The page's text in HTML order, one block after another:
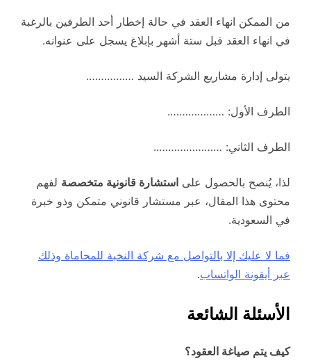
من الممكن انهاء العقد في حالة إخطار أحد الطرفين بالرغبة
في انهاء العقد قبل ستة أشهر بإبلاغ يسجل على عنوانه.
يتولى إدارة مشاريع الشركة السيد …………….
الطرف الأول: ……………….
الطرف الثاني: …………………..
لذا، يُنصح بالحصول على استشارة قانونية متخصصة لفهم
محتوى هذا المقال، عبر مستشار قانوني متمكن وذو خبرة
في السعودية.
فما لا عليك إلا بالتواصل مع شركة النخبة للمحاماة وذلك
عبر أيقونة الواتساب.
الأسئلة الشائعة
كيف يتم صياغة العقود؟